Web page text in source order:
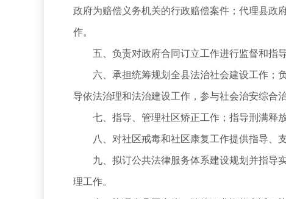
政府为赔偿义务机关的行政赔偿案件；代理县政
作。
五、负责对政府合同订立工作进行监督和指导
六、承担统筹规划全县法治社会建设工作；负
导依法治理和法治建设工作，参与社会治安综合
七、指导、管理社区矫正工作；指导刑满释放
八、对社区戒毒和社区康复工作提供指导、支
九、拟订公共法律服务体系建设规划并指导实
理工作。